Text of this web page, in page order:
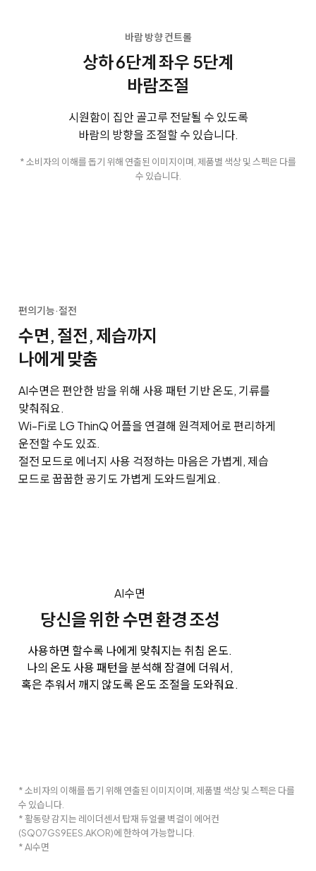
바람 방향 컨트롤
상하 6단계 좌우 5단계
바람조절
시원함이 집안 골고루 전달될 수 있도록
바람의 방향을 조절할 수 있습니다.
* 소비자의 이해를 돕기 위해 연출된 이미지이며, 제품별 색상 및 스펙은 다를
수 있습니다.
편의기능·절전
수면, 절전, 제습까지
나에게 맞춤
AI수면은 편안한 밤을 위해 사용 패턴 기반 온도, 기류를
맞춰줘요.
Wi-Fi로 LG ThinQ 어플을 연결해 원격제어로 편리하게
운전할 수도 있죠.
절전 모드로 에너지 사용 걱정하는 마음은 가볍게, 제습
모드로 꿉꿉한 공기도 가볍게 도와드릴게요.
AI수면
당신을 위한 수면 환경 조성
사용하면 할수록 나에게 맞춰지는 취침 온도.
나의 온도 사용 패턴을 분석해 잠결에 더워서,
혹은 추워서 깨지 않도록 온도 조절을 도와줘요.
* 소비자의 이해를 돕기 위해 연출된 이미지이며, 제품별 색상 및 스펙은 다를
수 있습니다.
* 활동량 감지는 레이더센서 탑재 듀얼쿨 벽걸이 에어컨
(SQ07GS9EES.AKOR)에 한하여 가능합니다.
* AI수면